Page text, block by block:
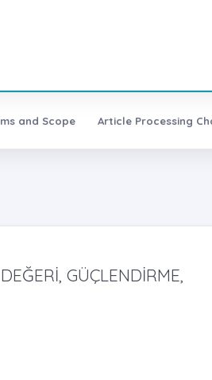
and Scope Article Processing
GÜÇLENDİRME,